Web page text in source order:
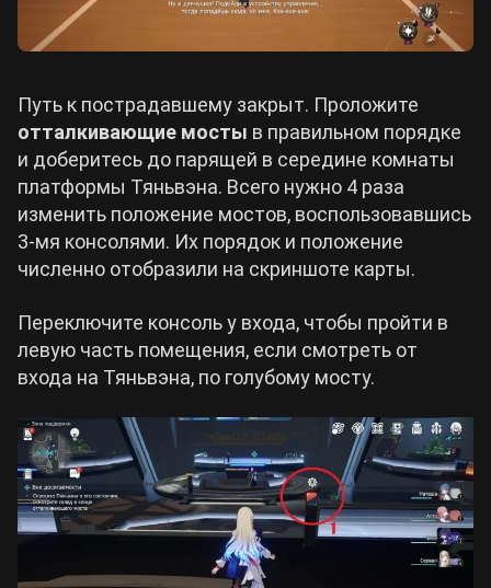
Путь к пострадавшему закрыт. Проложите
отталкивающие мосты в правильном порядке
и доберитесь до парящей в середине комнаты
платформы Тяньвэна. Всего нужно 4 раза
изменить положение мостов, воспользовавшись
3-мя консолями. Их порядок и положение
численно отобразили на скриншоте карты.
Переключите консоль у входа, чтобы пройти в
левую часть помещения, если смотреть от
входа на Тяньвэна, по голубому мосту.